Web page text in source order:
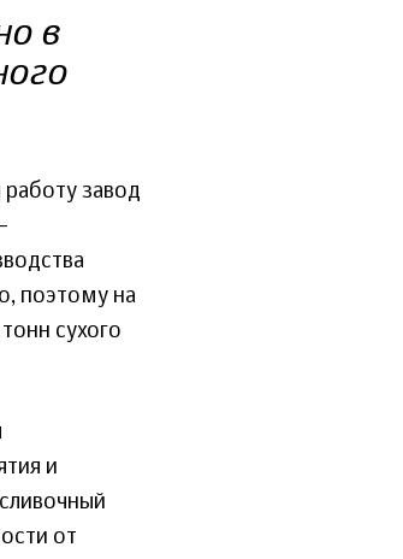
в
завод
поэтому на
сухого
и
от